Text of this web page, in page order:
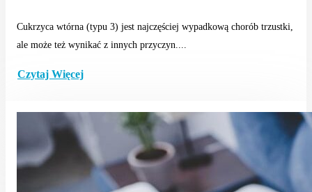
Cukrzyca wtórna (typu 3) jest najczęściej wypadkową chorób trzustki,
ale może też wynikać z innych przyczyn....
Czytaj Więcej